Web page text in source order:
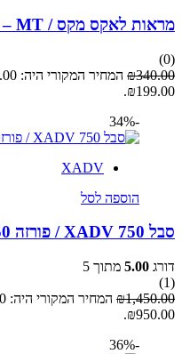
מראות לאקס מקס / MT – עם תו תקן
(0)
₪340.00 המחיר המקורי היה: ₪340.00.
₪199.00.
-34%
XADV
הוספה לסל
סבל XADV 750 / פורזה 750 – יציקת אלומיניום מחוזקת
דורג 5.00 מתוך 5
(1)
₪1,450.00 המחיר המקורי היה: ₪1,450.00.
₪950.00.
-36%